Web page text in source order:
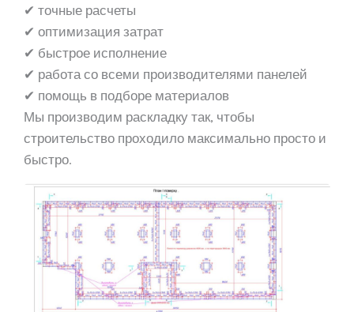
✔ точные расчеты
✔ оптимизация затрат
✔ быстрое исполнение
✔ работа со всеми производителями панелей
✔ помощь в подборе материалов
Мы производим раскладку так, чтобы
строительство проходило максимально просто и
быстро.